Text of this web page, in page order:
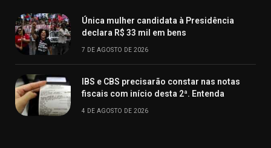
Única mulher candidata à Presidência
declara R$ 33 mil em bens
7 DE AGOSTO DE 2026
IBS e CBS precisarão constar nas notas
fiscais com início desta 2ª. Entenda
4 DE AGOSTO DE 2026